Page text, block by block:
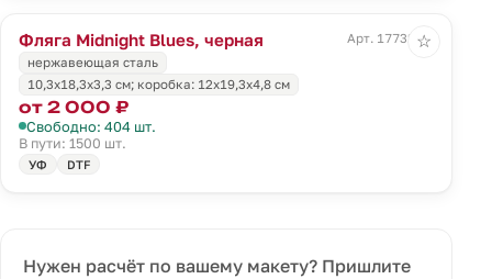
Фляга Midnight Blues, черная
Арт. 17732.30
нержавеющая сталь
10,3х18,3х3,3 см; коробка: 12х19,3х4,8 см
от 2 000 ₽
Свободно: 404 шт.
В пути: 1500 шт.
УФ DTF
☆
Нужен расчёт по вашему макету? Пришлите